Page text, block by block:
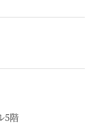
5階